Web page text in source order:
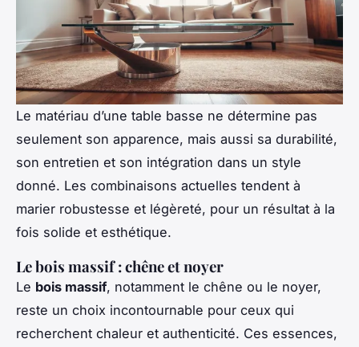
Le matériau d’une table basse ne détermine pas
seulement son apparence, mais aussi sa durabilité,
son entretien et son intégration dans un style
donné. Les combinaisons actuelles tendent à
marier robustesse et légèreté, pour un résultat à la
fois solide et esthétique.
Le bois massif : chêne et noyer
Le bois massif, notamment le chêne ou le noyer,
reste un choix incontournable pour ceux qui
recherchent chaleur et authenticité. Ces essences,